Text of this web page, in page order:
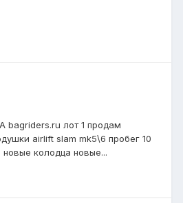
лот 1 продам
airlift slam mk5\6 пробег 10
колодца новые...